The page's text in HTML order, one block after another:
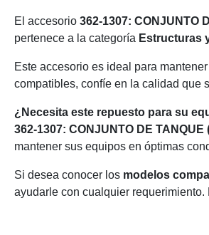
El accesorio 362-1307: CONJUNTO
pertenece a la categoría Estructuras
Este accesorio es ideal para
compatibles, confíe en la calidad que
¿Necesita este repuesto para su
362-1307: CONJUNTO DE TANQUE
mantener sus equipos en óptimas
Si desea conocer los modelos
ayudarle con cualquier